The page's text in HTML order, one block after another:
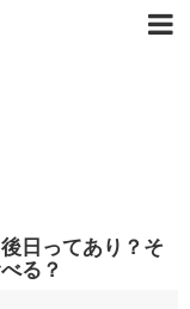
日ってあり？そ
る？